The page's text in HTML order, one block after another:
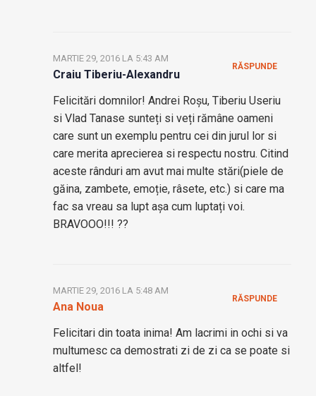
Craiu Tiberiu-Alexandru
MARTIE 29, 2016 LA 5:43 AM
Felicitări domnilor! Andrei Roșu, Tiberiu Useriu
si Vlad Tanase sunteți si veți rămâne oameni
care sunt un exemplu pentru cei din jurul lor si
care merita aprecierea si respectu nostru. Citind
aceste rânduri am avut mai multe stări(piele de
găina, zambete, emoție, râsete, etc.) si care ma
fac sa vreau sa lupt așa cum luptați voi.
BRAVOOO!!! ??
RĂSPUNDE
Ana Noua
MARTIE 29, 2016 LA 5:48 AM
Felicitari din toata inima! Am lacrimi in ochi si va
multumesc ca demostrati zi de zi ca se poate si
altfel!
RĂSPUNDE